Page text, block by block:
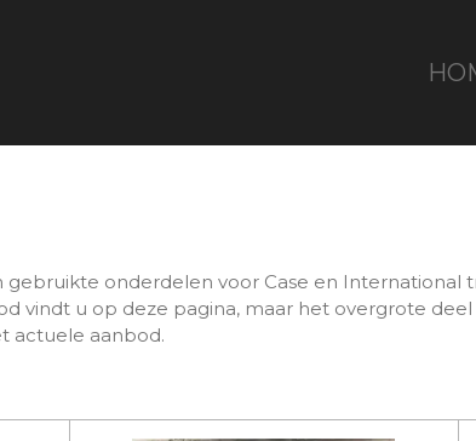
onderdelen voor Case en International
vindt u op deze pagina, maar het overgrote
actuele aanbod.